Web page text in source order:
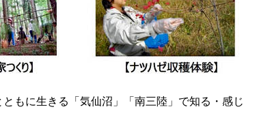
もに生きる「気仙沼」「南三陸」で知る・感じ